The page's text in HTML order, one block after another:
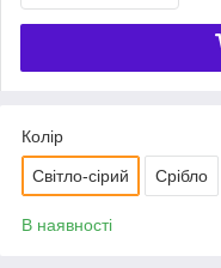
Колір
Світло-сірий Срібло
В наявності